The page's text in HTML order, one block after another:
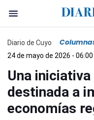
Diario de Cuyo
24 de mayo de 2026 - 06:00
Una
destinada a
economías